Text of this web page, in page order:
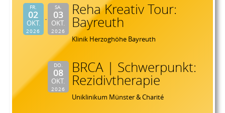
FR.
02
OKT.
2026
SA.
03
OKT.
2026
Reha Kreativ Tour:
Bayreuth
Klinik Herzoghöhe Bayreuth
DO.
08
OKT.
2026
BRCA | Schwerpunkt:
Rezidivtherapie
Uniklinikum Münster & Charité